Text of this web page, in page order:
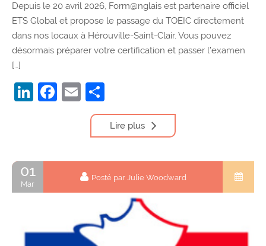
Depuis le 20 avril 2026, Form@nglais est partenaire officiel
ETS Global et propose le passage du TOEIC directement
dans nos locaux à Hérouville-Saint-Clair. Vous pouvez
désormais préparer votre certification et passer l’examen
[…]
LinkedIn
Facebook
Email
Lire plus
01
Mar
Posté par Julie Woodward